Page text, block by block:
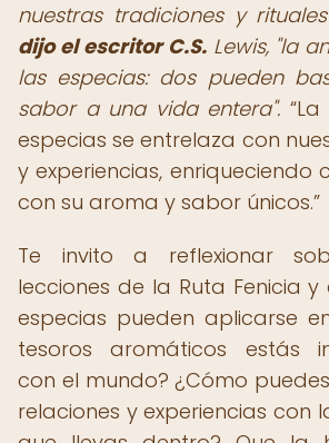
nuestras tradiciones y
dijo el escritor C.S.Lewis, "la
las especias: dos pueden
sabor a una vida entera". La
especias se entrelaza con
y experiencias,
con su aroma y sabor únicos.
Te invito a reflexionar
lecciones de la Ruta Fenicia
especias pueden aplicarse
tesoros aromáticos estás
con el mundo? ¿Cómo
relaciones y experiencias con